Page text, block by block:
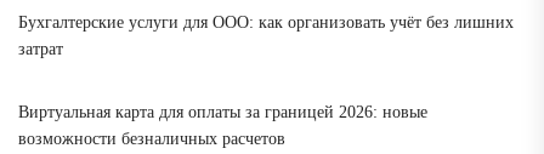
Бухгалтерские услуги для ООО: как организовать учёт без лишних
затрат
Виртуальная карта для оплаты за границей 2026: новые
возможности безналичных расчетов